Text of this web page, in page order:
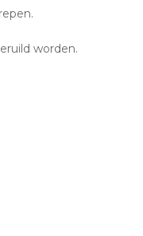
worden.